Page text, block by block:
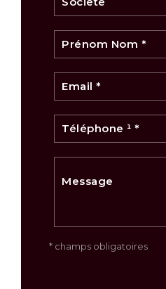
* champs obligatoires